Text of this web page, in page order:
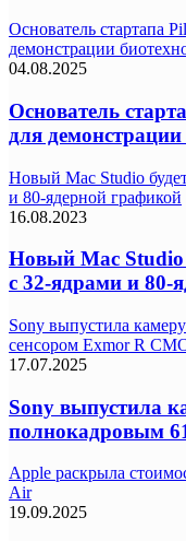
Основатель стартапа
демонстрации
04.08.2025
Основатель
для
Новый Mac Studio
и 80-ядерной графикой
16.08.2023
Новый Mac Studio
с 32-ядрами и 80-
Sony выпустила
сенсором Exmor R
17.07.2025
Sony выпустила
полнокадровым
Apple раскрыла
Air
19.09.2025